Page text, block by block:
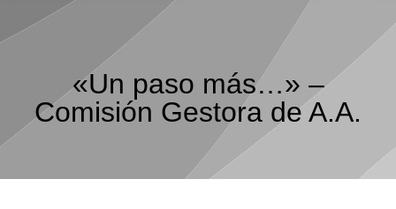
«Un paso más…» –
Comisión Gestora de A.A.